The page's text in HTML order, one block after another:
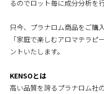
るのでロット毎に成分分析を
只今、プラナロム商品をご購
「家庭で楽しむアロマテラピ
ントいたします。
KENSOとは
高い品質を誇るプラナロム社